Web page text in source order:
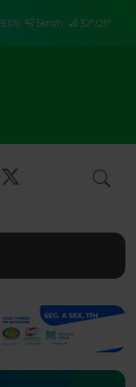
93% 5km/h 32°/21°